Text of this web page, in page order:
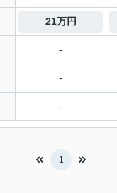
21万円
-
-
-
1